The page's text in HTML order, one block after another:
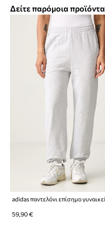
Δείτε παρόμοια προϊόντα
59,90 €